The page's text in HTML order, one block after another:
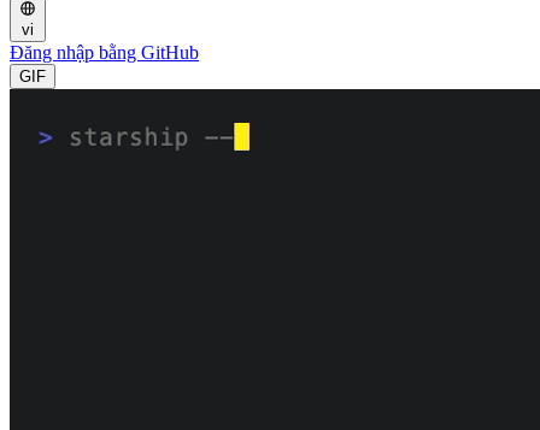
vi
Đăng nhập bằng GitHub
GIF